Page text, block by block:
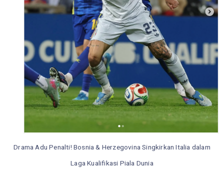
Drama Adu Penalti! Bosnia & Herzegovina Singkirkan Italia dalam
Laga Kualifikasi Piala Dunia